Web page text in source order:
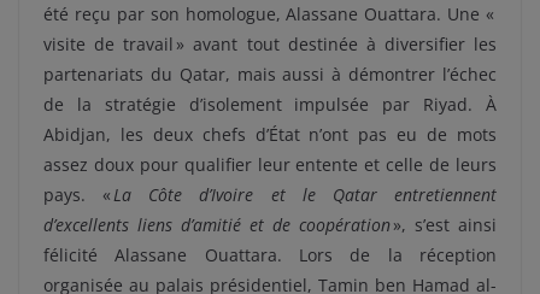
été reçu par son homologue, Alassane Ouattara. Une «
visite de travail » avant tout destinée à diversifier les
partenariats du Qatar, mais aussi à démontrer l’échec
de la stratégie d’isolement impulsée par Riyad. À
Abidjan, les deux chefs d’État n’ont pas eu de mots
assez doux pour qualifier leur entente et celle de leurs
pays. « La Côte d’Ivoire et le Qatar entretiennent
d’excellents liens d’amitié et de coopération», s’est ainsi
félicité Alassane Ouattara. Lors de la réception
organisée au palais présidentiel, Tamin ben Hamad al-